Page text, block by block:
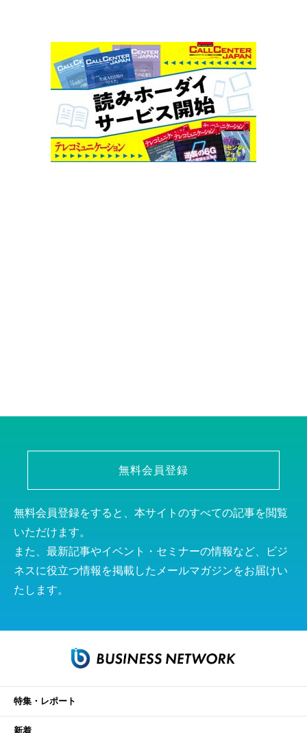
無料会員登録
無料会員登録をすると、本サイトのすべての記事を閲覧
いただけます。
また、最新記事やイベント・セミナーの情報など、ビジ
ネスに役立つ情報を掲載したメールマガジンをお届けい
たします。
特集・レポート
新着